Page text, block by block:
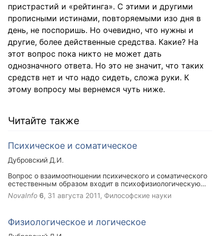
пристрастий и «рейтинга». С этими и другими
прописными истинами, повторяемыми изо дня в
день, не поспоришь. Но очевидно, что нужны и
другие, более действенные средства. Какие? На
этот вопрос пока никто не может дать
однозначного ответа. Но это не значит, что таких
средств нет и что надо сидеть, сложа руки. К
этому вопросу мы вернемся чуть ниже.
Читайте также
Психическое и соматическое
Дубровский Д.И.
Вопрос о взаимоотношении психического и соматического
естественным образом входит в психофизиологическую
проблему, занимая в то же время одно из центральных
мест в медицине (как в сфере ее клинических, так и в
переставая быть организмом, является прежде всего
NovaInfo 6, 31 августа 2011, Философские науки
Физиологическое и логическое